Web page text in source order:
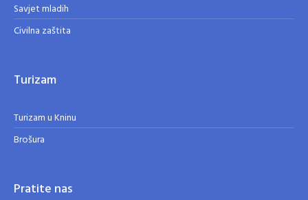
Savjet mladih
Civilna zaštita
Turizam
Turizam u Kninu
Brošura
Pratite nas